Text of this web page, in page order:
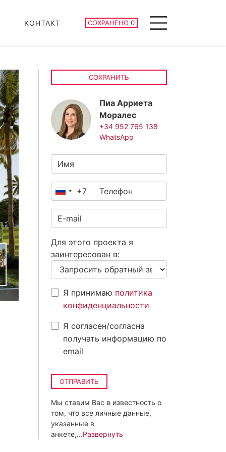
КОНТАКТ СОХРАНЕНО 0
СОХРАНЕННЫЕ ОБЪЕКТЫ
Menu
СОХРАНИТЬ
Пиа Арриета
Моралес
+34 952 765 138
WhatsApp
Россия
+7
Для этого проекта я
заинтересован в:
Я принимаю политика
конфиденциальности
Я согласен/согласна
получать информацию по
email
ОТПРАВИТЬ
Мы ставим Вас в известность о
том, что все личные данные,
указанные в
анкете,...Развернуть